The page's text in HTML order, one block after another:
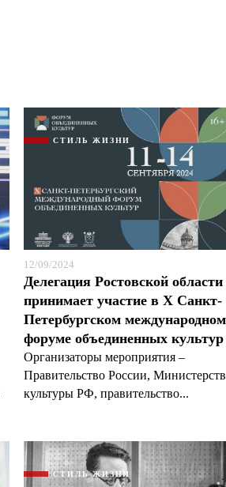
СТИЛЬ ЖИЗНИ
12/09/2024
Делегация Ростовской области
принимает участие в X Санкт-
Петербургском международном
форуме объединенных культур
Организаторы мероприятия –
Правительство России,
культуры РФ, правительство...
СТИЛЬ ЖИЗНИ